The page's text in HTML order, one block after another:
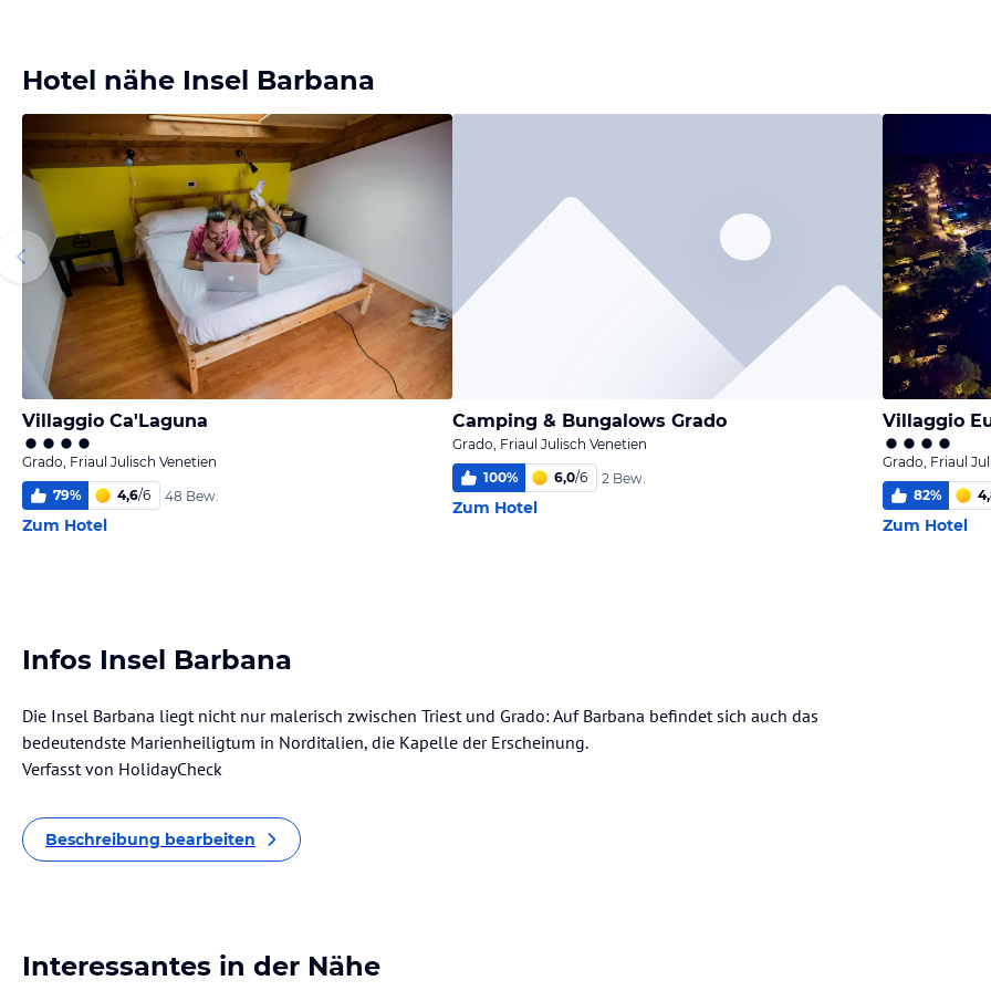
Hotel nähe Insel Barbana
Villaggio Ca'Laguna
Grado, Friaul Julisch Venetien
79% 4,6/6 48 Bew.
Zum Hotel
Camping & Bungalows Grado
Grado, Friaul Julisch Venetien
100% 6,0/6 2 Bew.
Zum Hotel
Villaggio
Grado, Friaul
82%
Zum Hotel
Infos Insel Barbana
Die Insel Barbana liegt nicht nur malerisch zwischen Triest und Grado: Auf Barbana befindet sich auch das
bedeutendste Marienheiligtum in Norditalien, die Kapelle der Erscheinung.
Verfasst von HolidayCheck
Beschreibung bearbeiten
Interessantes in der Nähe